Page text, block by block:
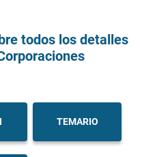
todos los detalles
TEMARIO